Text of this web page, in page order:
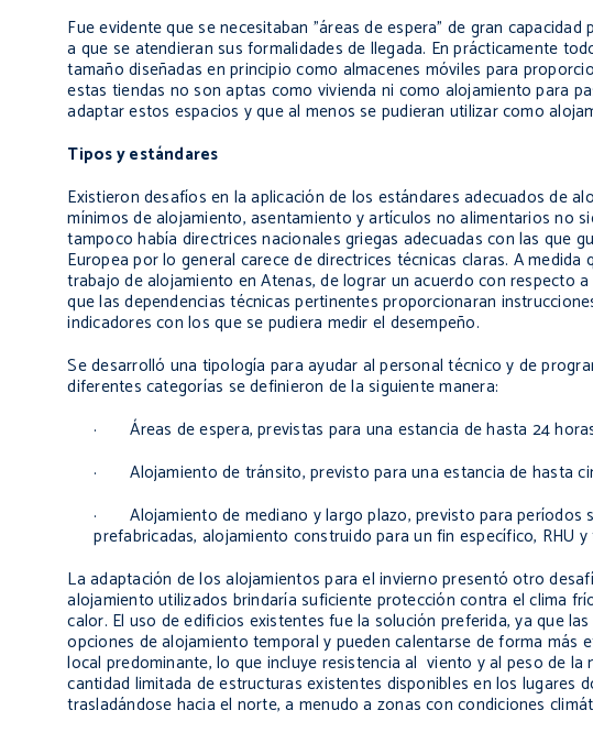
Fue evidente que se necesitaban "áreas de espera" de gran
a que se atendieran sus formalidades de llegada. En prácticamente
tamaño diseñadas en principio como almacenes móviles para
estas tiendas no son aptas como vivienda ni como alojamiento para
adaptar estos espacios y que al menos se pudieran utilizar como
Tipos y estándares
Existieron desafíos en la aplicación de los estándares adecuados de
mínimos de alojamiento, asentamiento y artículos no alimentarios no
tampoco había directrices nacionales griegas adecuadas con las que
Europea por lo general carece de directrices técnicas claras. A
trabajo de alojamiento en Atenas, de lograr un acuerdo con respecto
que las dependencias técnicas pertinentes proporcionaran
indicadores con los que se pudiera medir el desempeño.
Se desarrolló una tipología para ayudar al personal técnico y de
diferentes categorías se definieron de la siguiente manera:
· Áreas de espera, previstas para una estancia de hasta 24
· Alojamiento de tránsito, previsto para una estancia de hasta
· Alojamiento de mediano y largo plazo, previsto para períodos
prefabricadas, alojamiento construido para un fin específico, RHU
La adaptación de los alojamientos para el invierno presentó otro
alojamiento utilizados brindaría suficiente protección contra el clima
calor. El uso de edificios existentes fue la solución preferida, ya que
opciones de alojamiento temporal y pueden calentarse de forma más
local predominante, lo que incluye resistencia al viento y al peso de
cantidad limitada de estructuras existentes disponibles en los
trasladándose hacia el norte, a menudo a zonas con condiciones